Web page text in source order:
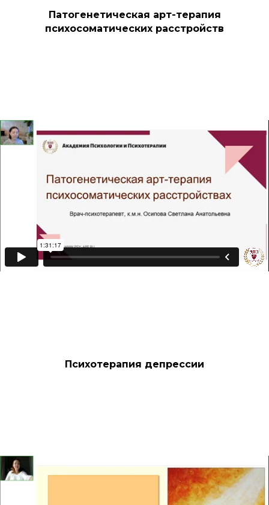
Патогенетическая арт-терапия
психосоматических расстройств
Психотерапия депрессии